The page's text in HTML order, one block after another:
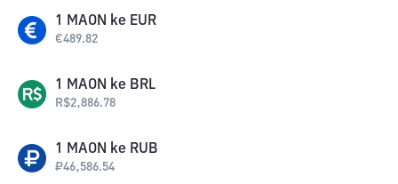
1 MAON ke EUR
€489.82
1 MAON ke BRL
R$2,886.78
1 MAON ke RUB
₽46,586.54